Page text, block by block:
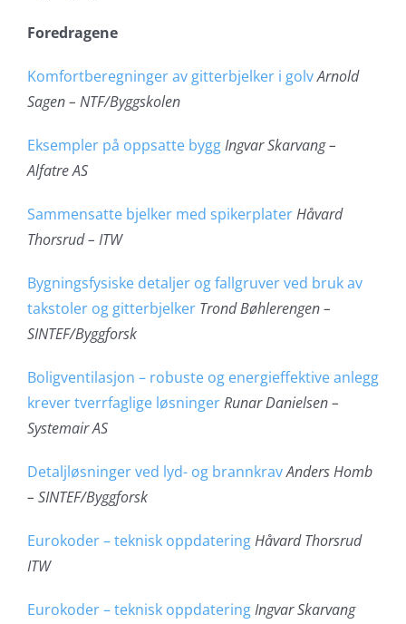
Foredragene
Komfortberegninger av gitterbjelker i golvArnold
Sagen – NTF/Byggskolen
Eksempler på oppsatte byggIngvar Skarvang –
Alfatre AS
Sammensatte bjelker med spikerplaterHåvard
Thorsrud – ITW
Bygningsfysiske detaljer og fallgruver ved bruk av
takstoler og gitterbjelker Trond Bøhlerengen –
SINTEF/Byggforsk
Boligventilasjon – robuste og energieffektive anlegg
krever tverrfaglige løsningerRunar Danielsen –
Systemair AS
Detaljløsninger ved lyd- og brannkravAnders Homb
– SINTEF/Byggforsk
Eurokoder – teknisk oppdateringHåvard Thorsrud
ITW
Eurokoder – teknisk oppdateringIngvar Skarvang